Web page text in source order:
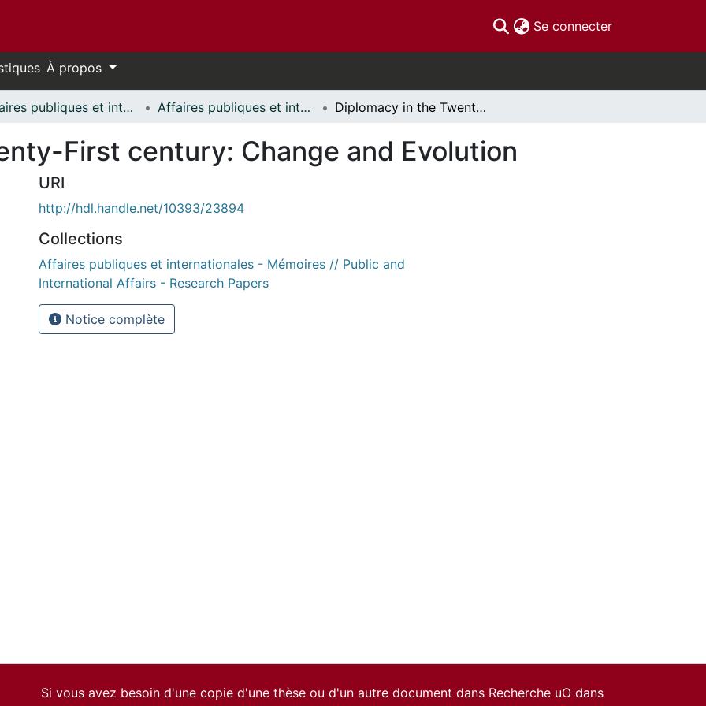
Se connecter(current)
À propos
Affaires publiques et internationales // Public and International Affairs Affaires publiques et internationales - Mémoires // Public and International Affairs - Research Papers Diplomacy in the Twenty-First century: Change and Evolution
First century: Change and Evolution
URI
http://hdl.handle.net/10393/23894
Collections
Affaires publiques et internationales - Mémoires // Public and
International Affairs - Research Papers
Notice complète
Si vous avez besoin d'une copie d'une thèse ou d'un autre document dans Recherche uO dans